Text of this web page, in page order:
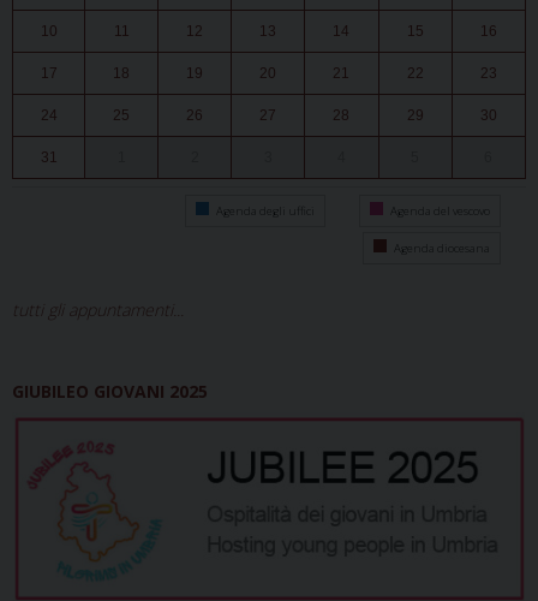
10 11 12 13 14 15 16
17 18 19 20 21 22 23
24 25 26 27 28 29 30
31
Agenda degli uffici Agenda del vescovo
Agenda diocesana
tutti gli appuntamenti...
GIUBILEO GIOVANI 2025